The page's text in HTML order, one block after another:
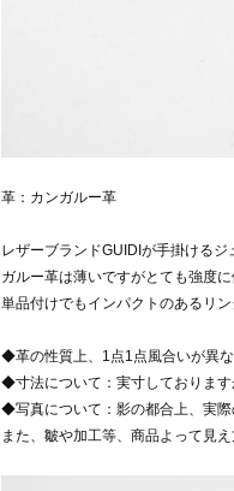
革：カンガルー革
レザーブランドGUIDIが手掛ける
ガルー革は薄いですがとても強度
単品付けでもインパクトのあるリン
◆革の性質上、1点1点風合いが異な
◆寸法について：実寸しております
◆写真について：影の都合上、実際
また、皺や加工等、商品よって見